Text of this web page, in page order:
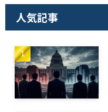
人気記事